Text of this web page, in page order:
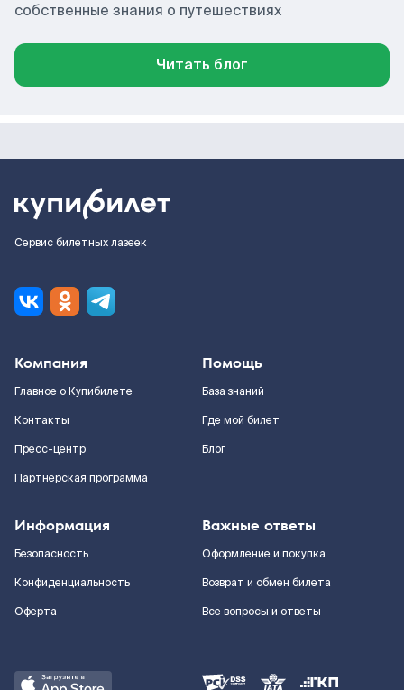
собственные знания о путешествиях
Читать блог
Сервис билетных лазеек
Компания
Главное о Купибилете
Контакты
Пресс-центр
Партнерская программа
Помощь
База знаний
Где мой билет
Блог
Информация
Безопасность
Конфиденциальность
Оферта
Важные ответы
Оформление и покупка
Возврат и обмен билета
Все вопросы и ответы